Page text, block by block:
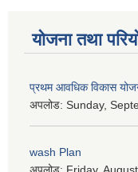
योजना तथा
प्रथम आवधिक विकास
अपलोड: Sunday,
wash Plan